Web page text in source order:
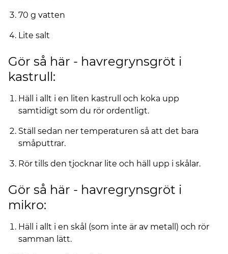
70 g vatten
Lite salt
Gör så här - havregrynsgröt i
kastrull:
Häll i allt i en liten kastrull och koka upp
samtidigt som du rör ordentligt.
Ställ sedan ner temperaturen så att det bara
småputtrar.
Rör tills den tjocknar lite och häll upp i skålar.
Gör så här - havregrynsgröt i
mikro:
Häll i allt i en skål (som inte är av metall) och rör
samman lätt.